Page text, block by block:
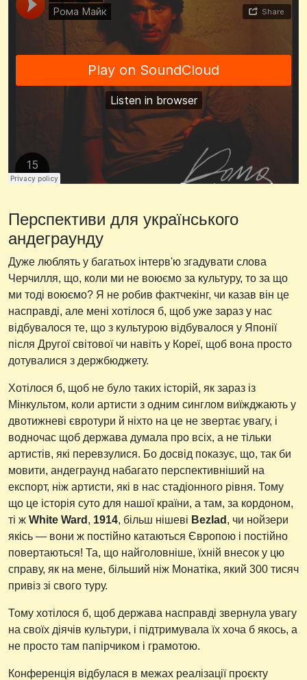
Перспективи для українського
андеграунду
Дуже люблять у багатьох інтерв'ю згадувати слова
Черчилля, що, коли ми не воюємо за культуру, то за що
ми тоді воюємо? Я не робив фактчекінг, чи казав він це
насправді, але мені хотілося б, щоб уже зараз у нас
відбувалося те, що з культурою відбувалося у Японії
після Другої світової чи навіть у Кореї, щоб вона просто
дотувалися з держбюджету.
Хотілося б, щоб не було таких історій, як зараз із
Мінкультом, коли артисти з одним синглом виїжджають у
двотижневі євротури й ніхто на це не звертає увагу, і
водночас щоб держава думала про всіх, а не тільки
артистів, які перевзулися. Бо досвід показує, що, так би
мовити, андеграунд набагато перспективніший на
експорт, ніж артисти, які в нас стадіонного рівня. Тому
що це історія суто для нашої країни, а там, за кордоном,
ті ж White Ward , 1914, більш нішеві Bezlad , чи нойзери
якісь — вони ж постійно катаються Європою і постійно
повертаються! Та, що найголовніше, їхній внесок у цю
справу, як на мене, більший ніж Монатіка, який 300 тисяч
привіз зі свого туру.
Тому хотілося б, щоб держава насправді звернула увагу
на своїх діячів культури, і підтримувала їх хоча б якось, а
не просто там папірчиком і грамотою.
Конференція відбулася в межах реалізації проєкту